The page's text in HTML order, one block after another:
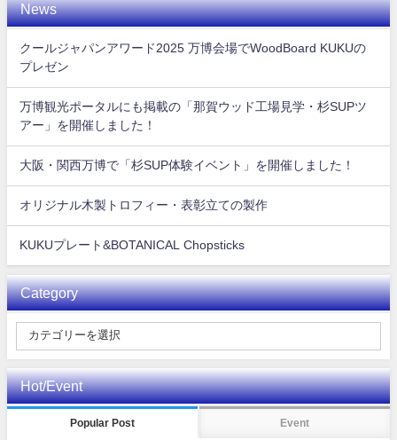
News
クールジャパンアワード2025 万博会場でWoodBoard KUKUの
プレゼン
万博観光ポータルにも掲載の「那賀ウッド工場見学・杉SUPツ
アー」を開催しました！
大阪・関西万博で「杉SUP体験イベント」を開催しました！
オリジナル木製トロフィー・表彰立ての製作
KUKUプレート&BOTANICAL Chopsticks
Category
Hot/Event
Popular Post Event